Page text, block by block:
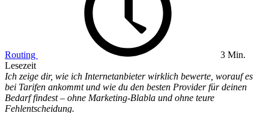
Routing
3 Min.
Lesezeit
Ich zeige dir, wie ich Internetanbieter wirklich bewerte, worauf es
bei Tarifen ankommt und wie du den besten Provider für deinen
Bedarf findest – ohne Marketing-Blabla und ohne teure
Fehlentscheidung.